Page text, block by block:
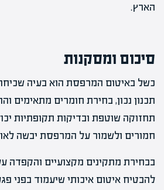
הארץ.
סיכום ומסקנות
כשל באיטום המרפסת הוא בעיה
תכנון נכון, בחירת חומרים מתאימים
תחזוקה שוטפת ובדיקות תקופתיות
חמורים ולשמור על המרפסת יבשה
בבחירת מתקינים מקצועיים והקפדה
להבטיח איטום איכותי שיעמוד בפני